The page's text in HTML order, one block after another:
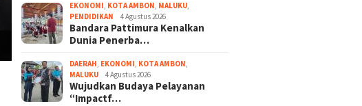
EKONOMI, KOTA AMBON, MALUKU,
PENDIDIKAN
4 Agustus 2026
Bandara Pattimura Kenalkan
Dunia Penerba…
DAERAH, EKONOMI, KOTA AMBON,
MALUKU
4 Agustus 2026
Wujudkan Budaya Pelayanan
“Impactf…